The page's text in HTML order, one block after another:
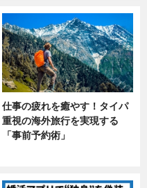
仕事の疲れを癒やす！タイパ
重視の海外旅行を実現する
「事前予約術」